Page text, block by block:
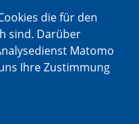
die für den
sind. Darüber
Matomo
Ihre Zustimmung